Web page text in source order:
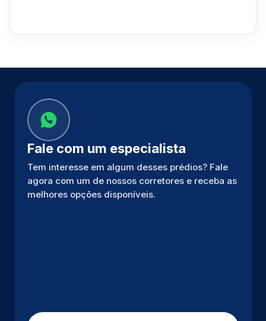
Fale com um especialista
Tem interesse em algum desses prédios? Fale
agora com um de nossos corretores e receba as
melhores opções disponíveis.